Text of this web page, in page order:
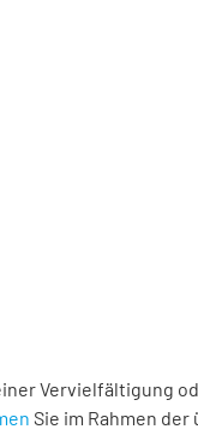
Vervielfältigung
Sie im Rahmen